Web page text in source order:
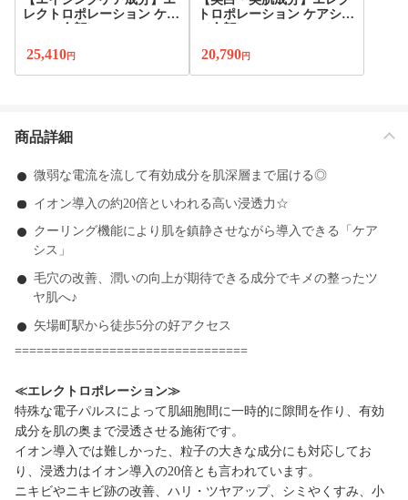
レクトロポレーション ケア
25,410円
トロポレーション ケアシス
20,790円
商品詳細
微弱な電流を流して有効成分を肌深層まで届ける◎
イオン導入の約20倍といわれる高い浸透力☆
クーリング機能により肌を鎮静させながら導入できる「ケア
シス」
毛穴の改善、潤いの向上が期待できる成分でキメの整ったツ
ヤ肌へ♪
矢場町駅から徒歩5分の好アクセス
================================
≪エレクトロポレーション≫
特殊な電子パルスによって肌細胞間に一時的に隙間を作り、有効
成分を肌の奥まで浸透させる施術です。
イオン導入では難しかった、粒子の大きな成分にも対応してお
り、浸透力はイオン導入の20倍とも言われています。
ニキビやニキビ跡の改善、ハリ・ツヤアップ、シミやくすみ、小